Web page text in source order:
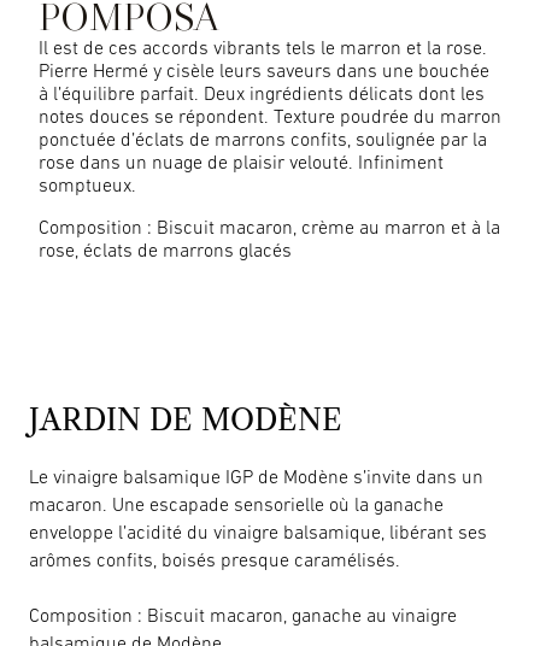
POMPOSA
Il est de ces accords vibrants tels le marron et la rose.
Pierre Hermé y cisèle leurs saveurs dans une bouchée
à l’équilibre parfait. Deux ingrédients délicats dont les
notes douces se répondent. Texture poudrée du marron
ponctuée d’éclats de marrons confits, soulignée par la
rose dans un nuage de plaisir velouté. Infiniment
somptueux.
Composition : Biscuit macaron, crème au marron et à la
rose, éclats de marrons glacés
JARDIN DE MODÈNE
Le vinaigre balsamique IGP de Modène s’invite dans un
macaron. Une escapade sensorielle où la ganache
enveloppe l’acidité du vinaigre balsamique, libérant ses
arômes confits, boisés presque caramélisés.
Composition : Biscuit macaron, ganache au vinaigre